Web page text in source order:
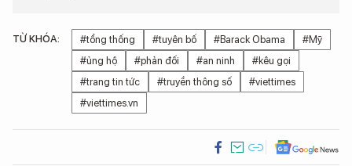
TỪ KHÓA: #tổng thống #tuyên bố #Barack Obama
#Mỹ
#ủng hộ
#phản đối #an ninh
#kêu gọi
#trang tin tức
#truyền thông số
#viettimes
#viettimes.vn